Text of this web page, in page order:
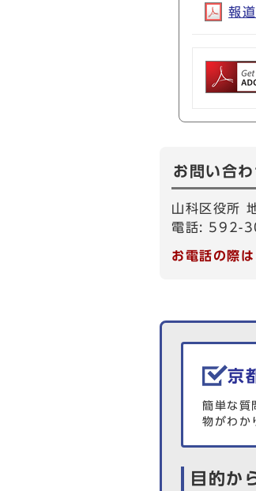
報
お問い合
山科区役所
電話: 592-
お電話の際
生活情報
京
簡単な質
物がわか
目的か